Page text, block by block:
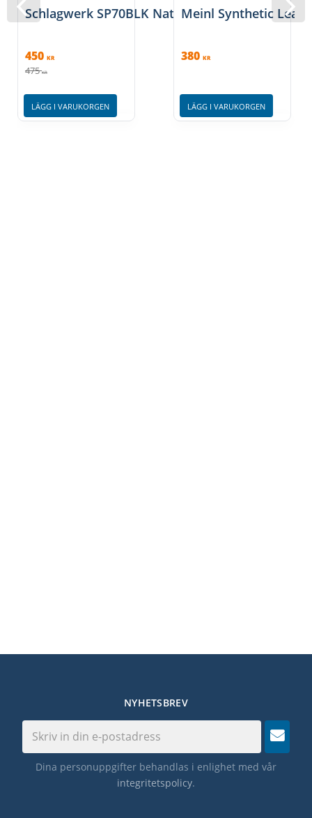
Schlagwerk SP70BLK Natural Felt Pad Black
450 KR
475 KR
LÄGG I VARUKORGEN
Meinl Synthetic
380 KR
LÄGG I VARUKORGEN
NYHETSBREV
Dina personuppgifter behandlas i enlighet med vår
integritetspolicy.